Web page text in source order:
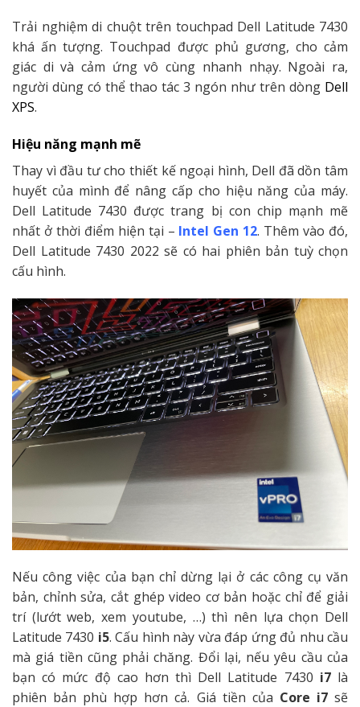
Trải nghiệm di chuột trên touchpad Dell Latitude 7430
khá ấn tượng. Touchpad được phủ gương, cho cảm
giác di và cảm ứng vô cùng nhanh nhạy. Ngoài ra,
người dùng có thể thao tác 3 ngón như trên dòng Dell
XPS.
Hiệu năng mạnh mẽ
Thay vì đầu tư cho thiết kế ngoại hình, Dell đã dồn tâm
huyết của mình để nâng cấp cho hiệu năng của máy.
Dell Latitude 7430 được trang bị con chip mạnh mẽ
nhất ở thời điểm hiện tại – Intel Gen 12. Thêm vào đó,
Dell Latitude 7430 2022 sẽ có hai phiên bản tuỳ chọn
cấu hình.
Nếu công việc của bạn chỉ dừng lại ở các công cụ văn
bản, chỉnh sửa, cắt ghép video cơ bản hoặc chỉ để giải
trí (lướt web, xem youtube, …) thì nên lựa chọn Dell
Latitude 7430 i5. Cấu hình này vừa đáp ứng đủ nhu cầu
mà giá tiền cũng phải chăng. Đổi lại, nếu yêu cầu của
bạn có mức độ cao hơn thì Dell Latitude 7430 i7là
phiên bản phù hợp hơn cả. Giá tiền của Core i7sẽ